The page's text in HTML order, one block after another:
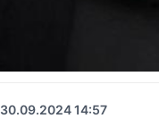
30.09.2024 14:57